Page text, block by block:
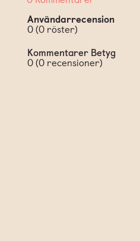
Användarrecension
0(0röster)
Kommentarer Betyg
0(0recensioner)